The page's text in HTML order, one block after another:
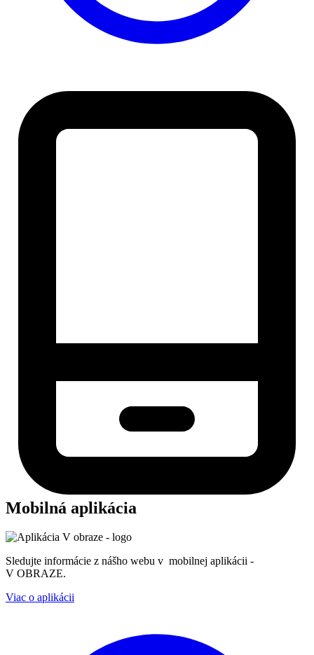
Mobilná aplikácia
Sledujte informácie z nášho webu v mobilnej aplikácii -
V OBRAZE.
Viac o aplikácii